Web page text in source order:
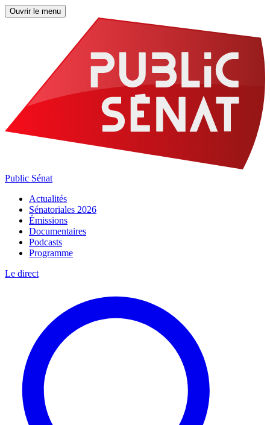
Ouvrir le menu
Public Sénat
Actualités
Sénatoriales 2026
Émissions
Documentaires
Podcasts
Programme
Le direct